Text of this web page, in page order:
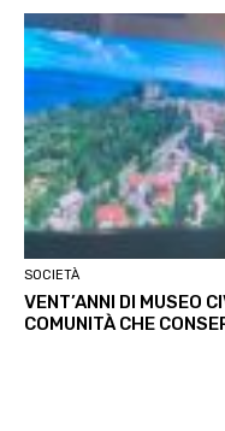
SOCIETÀ
VENT’ANNI DI MUSEO
COMUNITÀ CHE